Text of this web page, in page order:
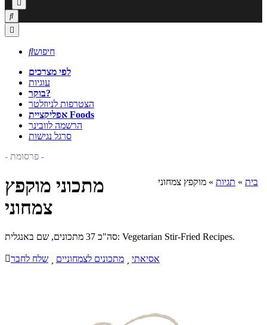



חיפוש
לפי מצרכים
עוגיות
בוקר?
הצטרפות לניוזלטר
אפליקציית Foods
הרשמה לוובינר
סרגל נגישות
- פרסומת -
בית » תגיות » מוקפץ צמחוני
מתכוני מוקפץ
צמחוני
סה"כ 37 מתכונים, שם באנגלית: Vegetarian Stir-Fried Recipes.
שלח לחבר מתכונים לצמחוניים אסיאתי